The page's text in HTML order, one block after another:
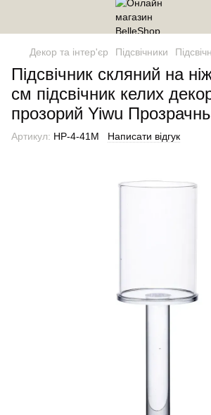
Декор та інтер'єр Підсвічники
Підсвічник скляний на
см підсвічник келих
прозорий Yiwu
Артикул: HP-4-41M Написати відгук